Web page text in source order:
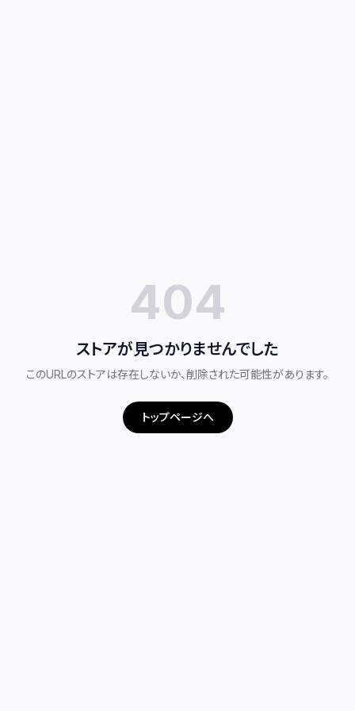
404
ストアが見つかりませんでした
このURLのストアは存在しないか、削除された可能性があります。
トップページへ